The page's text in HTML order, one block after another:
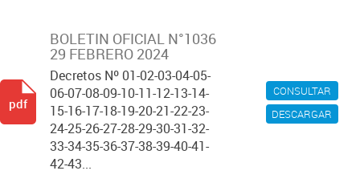
CONSULTAR
DESCARGAR
BOLETIN OFICIAL N°1036
29 FEBRERO 2024
Decretos Nº 01-02-03-04-05-
06-07-08-09-10-11-12-13-14-
15-16-17-18-19-20-21-22-23-
24-25-26-27-28-29-30-31-32-
33-34-35-36-37-38-39-40-41-
42-43...
pdf